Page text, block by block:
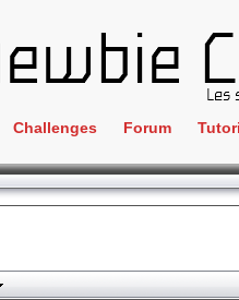
Challenges
Crackme
ClientSide
Forensics
Forum